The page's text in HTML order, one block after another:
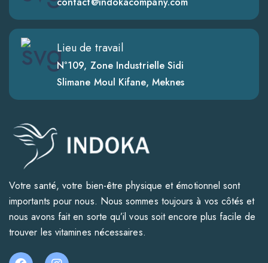
Lieu de travail
N°109, Zone Industrielle Sidi
Slimane Moul Kifane, Meknes
Votre santé, votre bien-être physique et émotionnel sont
importants pour nous. Nous sommes toujours à vos côtés et
nous avons fait en sorte qu’il vous soit encore plus facile de
trouver les vitamines nécessaires.